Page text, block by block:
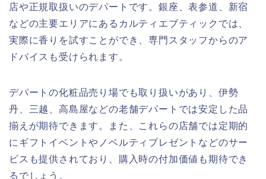
店や正規取扱いのデパートです。銀座、表参道、新宿
などの主要エリアにあるカルティエブティックでは、
実際に香りを試すことができ、専門スタッフからのア
ドバイスも受けられます。
デパートの化粧品売り場でも取り扱いがあり、伊勢
丹、三越、高島屋などの老舗デパートでは安定した品
揃えが期待できます。また、これらの店舗では定期的
にギフトイベントやノベルティプレゼントなどのサー
ビスも提供されており、購入時の付加価値も期待でき
るでしょう。